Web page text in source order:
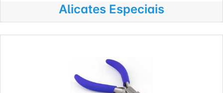
Alicates Especiais